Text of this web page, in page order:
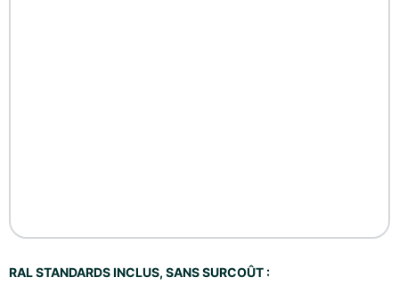
RAL STANDARDS INCLUS, SANS SURCOÛT :